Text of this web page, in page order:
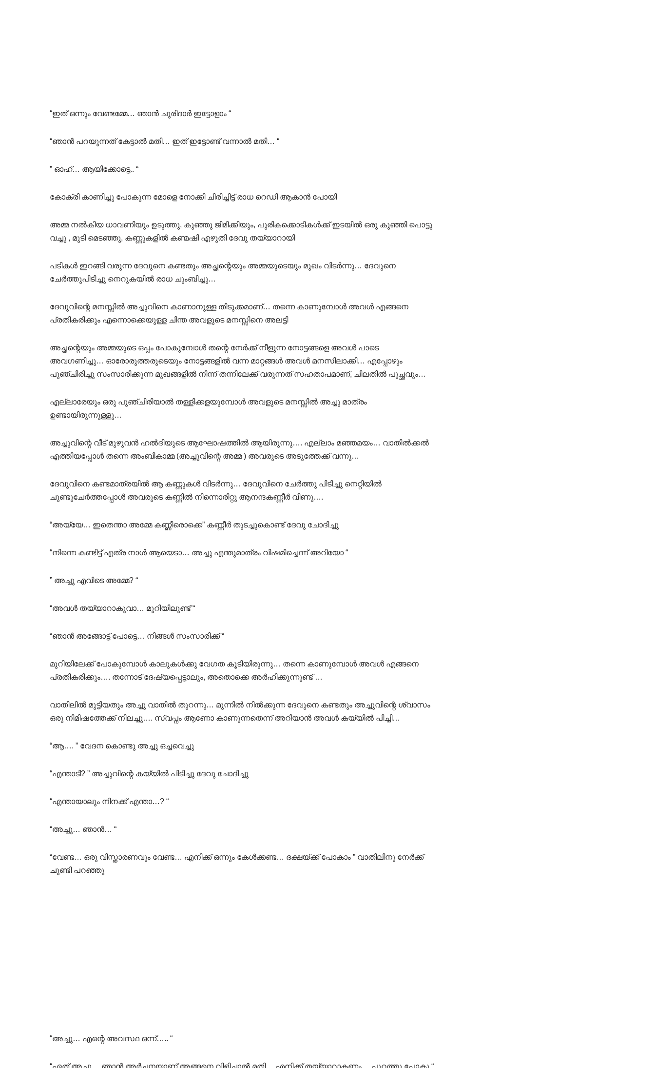
“ഇത് ഒന്നും വേണ്ടമ്മേ… ഞാൻ ചുരിദാർ ഇട്ടോളാം “
“ഞാൻ പറയുന്നത് കേട്ടാൽ മതി… ഇത് ഇട്ടോണ്ട് വന്നാൽ മതി… “
” ഓഹ്… ആയിക്കോട്ടെ.. “
കോക്രി കാണിച്ചു പോകുന്ന മോളെ നോക്കി ചിരിച്ചിട്ട് രാധ റെഡി ആകാൻ പോയി
അമ്മ നൽകിയ ധാവണിയും ഉടുത്തു, കുഞ്ഞു ജിമിക്കിയും, പുരികക്കൊടികൾക്ക് ഇടയിൽ ഒരു കുഞ്ഞി പൊട്ടു
വച്ചു , മുടി മെടഞ്ഞു, കണ്ണുകളിൽ കണ്മഷി എഴുതി ദേവു തയ്യാറായി
പടികൾ ഇറങ്ങി വരുന്ന ദേവുനെ കണ്ടതും അച്ഛന്റെയും അമ്മയുടെയും മുഖം വിടർന്നു… ദേവുനെ
ചേർത്തുപിടിച്ചു നെറുകയിൽ രാധ ചുംബിച്ചു…
ദേവുവിന്റെ മനസ്സിൽ അച്ചുവിനെ കാണാനുള്ള തിടുക്കമാണ്… തന്നെ കാണുമ്പോൾ അവൾ എങ്ങനെ
പ്രതികരിക്കും എന്നൊക്കെയുള്ള ചിന്ത അവളുടെ മനസ്സിനെ അലട്ടി
അച്ഛന്റെയും അമ്മയുടെ ഒപ്പം പോകുമ്പോൾ തന്റെ നേർക്ക് നീളുന്ന നോട്ടങ്ങളെ അവൾ പാടെ
അവഗണിച്ചു… ഓരോരുത്തരുടെയും നോട്ടങ്ങളിൽ വന്ന മാറ്റങ്ങൾ അവൾ മനസിലാക്കി… എപ്പോഴും
പുഞ്ചിരിച്ചു സംസാരിക്കുന്ന മുഖങ്ങളിൽ നിന്ന് തന്നിലേക്ക് വരുന്നത് സഹതാപമാണ്, ചിലതിൽ പുച്ഛവും…
എല്ലാരേയും ഒരു പുഞ്ചിരിയാൽ തള്ളിക്കളയുമ്പോൾ അവളുടെ മനസ്സിൽ അച്ചു മാത്രം
ഉണ്ടായിരുന്നുള്ളു…
അച്ചുവിന്റെ വീട് മുഴുവൻ ഹൽദിയുടെ ആഘോഷത്തിൽ ആയിരുന്നു…. എല്ലാം മഞ്ഞമയം… വാതിൽക്കൽ
എത്തിയപ്പോൾ തന്നെ അംബികാമ്മ (അച്ചുവിന്റെ അമ്മ ) അവരുടെ അടുത്തേക്ക് വന്നു…
ദേവുവിനെ കണ്ടമാത്രയിൽ ആ കണ്ണുകൾ വിടർന്നു… ദേവുവിനെ ചേർത്തു പിടിച്ചു നെറ്റിയിൽ
ചുണ്ടുചേർത്തപ്പോൾ അവരുടെ കണ്ണിൽ നിന്നൊരിറ്റു ആനന്ദകണ്ണീർ വീണു….
“അയ്യേ… ഇതെന്താ അമ്മേ കണ്ണീരൊക്കെ” കണ്ണീർ തുടച്ചുകൊണ്ട് ദേവു ചോദിച്ചു
“നിന്നെ കണ്ടിട്ട് എത്ര നാൾ ആയെടാ… അച്ചു എന്തുമാത്രം വിഷമിച്ചെന്ന് അറിയോ “
” അച്ചു എവിടെ അമ്മേ? “
“അവൾ തയ്യാറാകുവാ… മുറിയിലുണ്ട് “
“ഞാൻ അങ്ങോട്ട് പോട്ടെ… നിങ്ങൾ സംസാരിക്ക്‌ “
മുറിയിലേക്ക് പോകുമ്പോൾ കാലുകൾക്കു വേഗത കൂടിയിരുന്നു… തന്നെ കാണുമ്പോൾ അവൾ എങ്ങനെ
പ്രതികരിക്കും…. തന്നോട് ദേഷ്യപ്പെട്ടാലും, അതൊക്കെ അർഹിക്കുന്നുണ്ട് …
വാതിലിൽ മുട്ടിയതും അച്ചു വാതിൽ തുറന്നു… മുന്നിൽ നിൽക്കുന്ന ദേവുനെ കണ്ടതും അച്ചുവിന്റെ ശ്വാസം
ഒരു നിമിഷത്തേക്ക് നിലച്ചു…. സ്വപ്നം ആണോ കാണുന്നതെന്ന് അറിയാൻ അവൾ കയ്യിൽ പിച്ചി…
“ആ…. ” വേദന കൊണ്ടു അച്ചു ഒച്ചവെച്ചു
“എന്താടി? ” അച്ചുവിന്റെ കയ്യിൽ പിടിച്ചു ദേവു ചോദിച്ചു
“എന്തായാലും നിനക്ക് എന്താ…? “
“അച്ചു… ഞാൻ… “
“വേണ്ട… ഒരു വിസ്താരണവും വേണ്ട… എനിക്ക് ഒന്നും കേൾക്കണ്ട… ദക്ഷയ്ക്ക് പോകാം ” വാതിലിനു നേർക്ക്
ചൂണ്ടി പറഞ്ഞു
“അച്ചു… എന്റെ അവസ്ഥ ഒന്ന്….. “